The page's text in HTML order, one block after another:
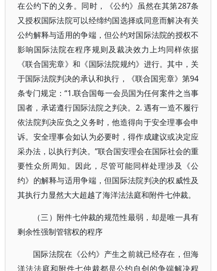
在公约下的义务。同时，《公约》虽然在其第287条
又授权国际法院可以经缔约国选择或同意而解决有关
公约解释与适用的争端，但公约对国际法院的授权不
影响国际法院在程序规则及裁决效力上均同样依据
《联合国宪章》和《国际法院规约》进行。其中，关
于国际法院判决的承认和执行，《联合国宪章》第94
条专门规定：“1.联合国每一会员国为任何案件之当事
国者，承诺遵行国际法院之判决。2. 遇有一造不履行
依法院判决应负之义务时，他造得向于安全理事会申
诉。安全理事会如认为必要时，得作成建议或决定应
采办法，以执行判决。”联合国安理会在国际社会的重
要性众所周知。因此，尽管可能同样处理涉及《公
约》的解释与适用争端，但国际法院判决的权威性及
其执行力显然大大超越了海洋法法庭和附件七仲裁。
（三）附件七仲裁的规范性最弱，却是唯一具有
剩余性强制管辖权的程序
国际法院在《公约》产生之前就已经存在，但海
洋法法庭和附件七仲裁都是公约自创的争端解决程